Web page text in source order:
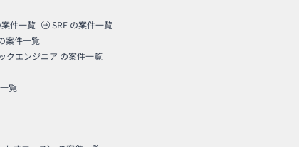
案件一覧 SRE の案件一覧
案件一覧
クエンジニア の案件一覧
覧